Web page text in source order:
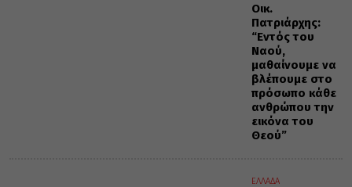
Οικ.
Πατριάρχης:
“Εντός του
Ναού,
μαθαίνουμε να
βλέπουμε στο
πρόσωπο κάθε
ανθρώπου την
εικόνα του
Θεού”
ΕΛΛΑΔΑ